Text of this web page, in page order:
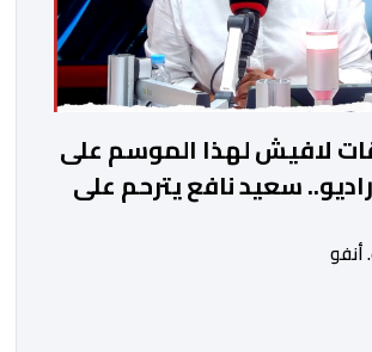
لافيش لهذا الموسم على
سعيد نافع يترحم على
والصحفي جمال زايد